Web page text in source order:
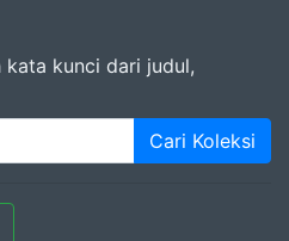
kata kunci dari judul,
Cari Koleksi